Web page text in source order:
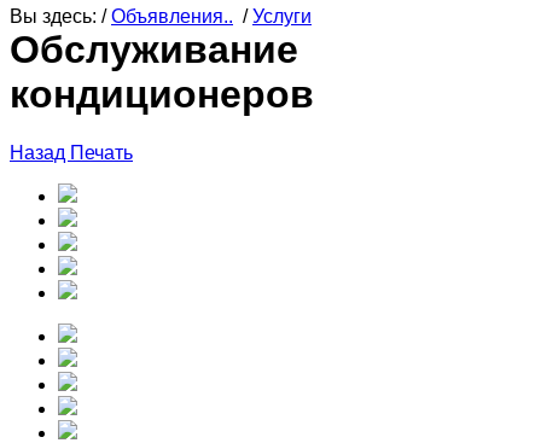
Вы здесь: /Объявления.. /Услуги
Обслуживание
кондиционеров
Назад Печать